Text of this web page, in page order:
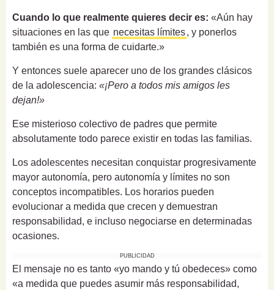
Cuando lo que realmente quieres decir es: «Aún hay
situaciones en las que necesitas límites, y ponerlos
también es una forma de cuidarte.»
Y entonces suele aparecer uno de los grandes clásicos
de la adolescencia: «¡Pero a todos mis amigos les
dejan!»
Ese misterioso colectivo de padres que permite
absolutamente todo parece existir en todas las familias.
Los adolescentes necesitan conquistar progresivamente
mayor autonomía, pero autonomía y límites no son
conceptos incompatibles. Los horarios pueden
evolucionar a medida que crecen y demuestran
responsabilidad, e incluso negociarse en determinadas
ocasiones.
PUBLICIDAD
El mensaje no es tanto «yo mando y tú obedeces» como
«a medida que puedes asumir más responsabilidad,